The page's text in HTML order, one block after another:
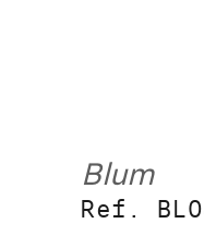
Blum
Ref.